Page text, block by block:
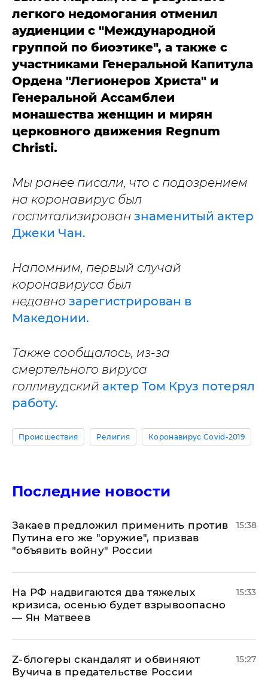
легкого недомогания отменил
аудиенции с "Международной
группой по биоэтике", а также с
участниками Генеральной Капитула
Ордена "Легионеров Христа" и
Генеральной Ассамблеи
монашества женщин и мирян
церковного движения Regnum
Christi.
Мы ранее писали, что с подозрением
на коронавирус был
госпитализирован знаменитый актер
Джеки Чан.
Напомним, первый случай
коронавируса был
недавно зарегистрирован в
Македонии.
Также сообщалось, из-за
смертельного вируса
голливудский актер Том Круз потерял
работу.
Происшествия Религия Коронавирус Covid-2019
Последние новости
Закаев предложил применить против
Путина его же "оружие", призвав
"объявить войну" России
15:38
На РФ надвигаются два тяжелых
кризиса, осенью будет взрывоопасно
— Ян Матвеев
15:33
Z-блогеры скандалят и обвиняют
Вучича в предательстве России
15:27